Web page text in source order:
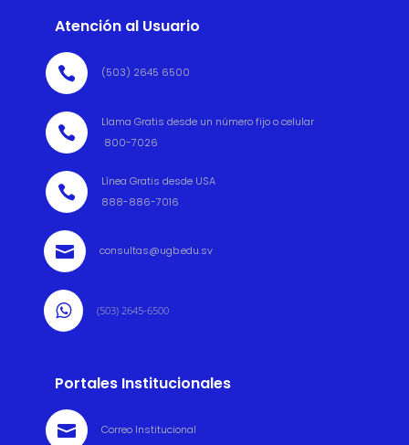
Atención al Usuario
 (503) 2645 6500

Llama Gratis desde un número fijo o celular
800-7026

Línea Gratis desde USA
888-886-7016
 consultas@ugb.edu.sv
 (503) 2645-6500
Portales Institucionales
 Correo Institucional